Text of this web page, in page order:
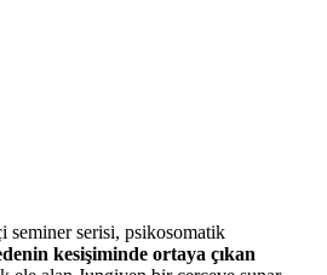
serisi, psikosomatik
kesişiminde ortaya çıkan